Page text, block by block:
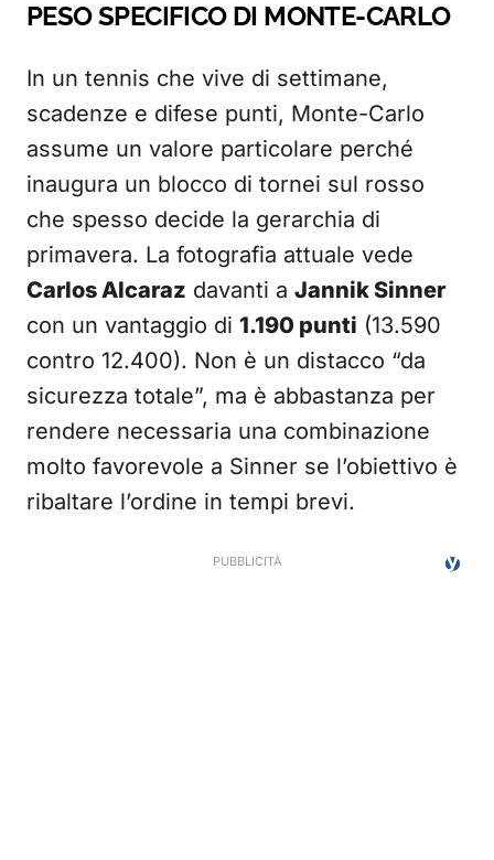
PESO SPECIFICO DI MONTE-CARLO
In un tennis che vive di settimane,
scadenze e difese punti, Monte-Carlo
assume un valore particolare perché
inaugura un blocco di tornei sul rosso
che spesso decide la gerarchia di
primavera. La fotografia attuale vede
Carlos Alcaraz davanti a Jannik Sinner
con un vantaggio di 1.190 punti (13.590
contro 12.400). Non è un distacco “da
sicurezza totale”, ma è abbastanza per
rendere necessaria una combinazione
molto favorevole a Sinner se l’obiettivo è
ribaltare l’ordine in tempi brevi.